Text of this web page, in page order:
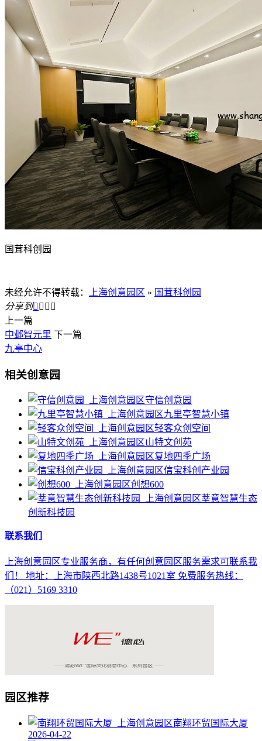
国茸科创园
未经允许不得转载： 上海创意园区 » 国茸科创园
分享到   
上一篇
中邺智元里 下一篇
九亭中心
相关创意园
守信创意园
九里亭智慧小镇
轻客众创空间
山特文创苑
复地四季广场
信宝科创产业园
创想600
莘意智慧生态
创新科技园
联系我们
上海创意园区专业服务商，有任何创意园区服务需求可联系我
们！ 地址：上海市陕西北路1438号1021室 免费服务热线：
（021）5169 3310
园区推荐
南翔环贸国际大厦
2026-04-22